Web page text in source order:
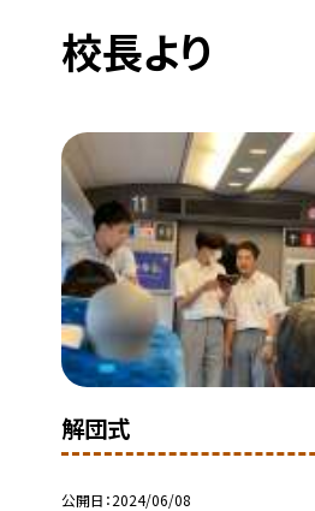
校長より
解団式
公開日 2024/06/08